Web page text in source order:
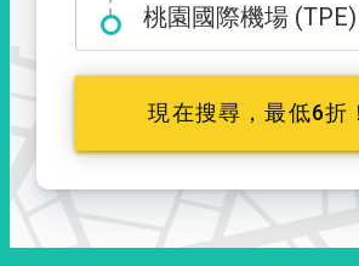
桃園國際機場 (TPE)
現在搜尋，最低6折